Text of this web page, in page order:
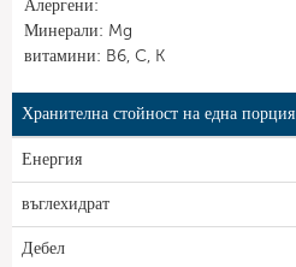
Алергени:
Минерали: Mg
витамини: B6, C, K
Хранителна стойност на една порция
Енергия
въглехидрат
Дебел